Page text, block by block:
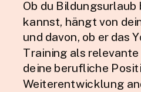
Ob du
kannst, hängt von
und davon, ob er das
Training als
deine berufliche
Weiterentwicklung